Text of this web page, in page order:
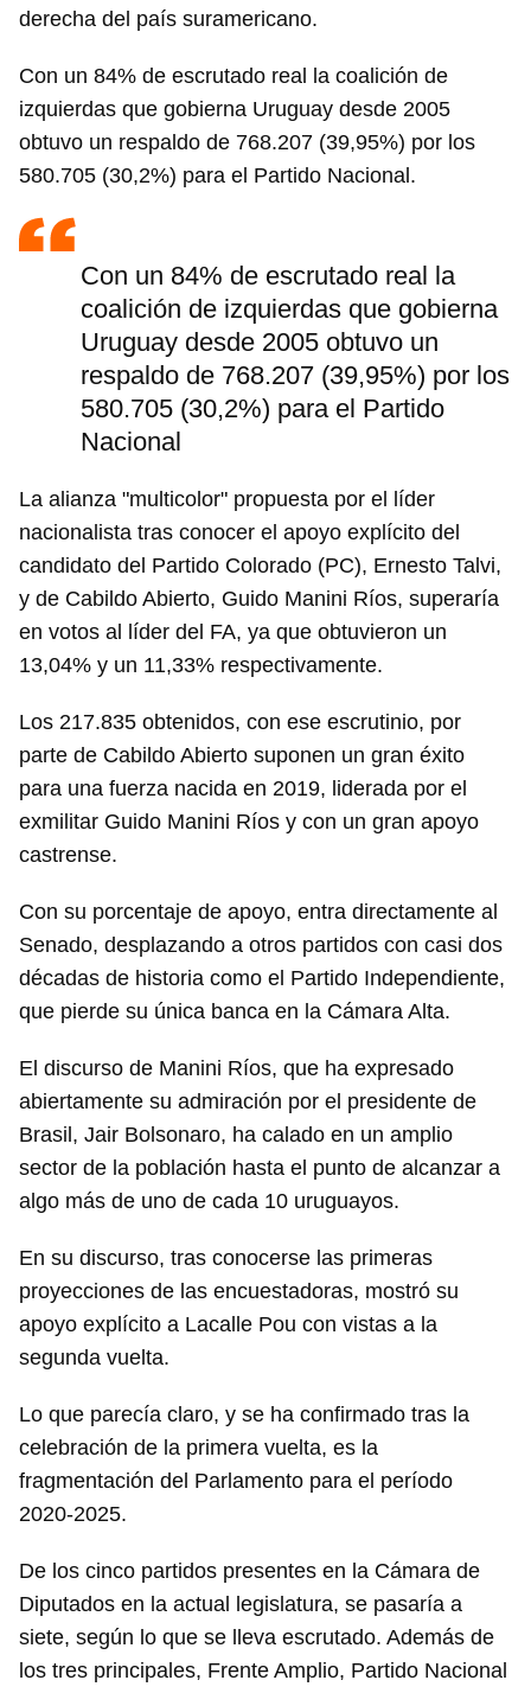
derecha del país suramericano.
Con un 84% de escrutado real la coalición de
izquierdas que gobierna Uruguay desde 2005
obtuvo un respaldo de 768.207 (39,95%) por los
580.705 (30,2%) para el Partido Nacional.
Con un 84% de escrutado real la
coalición de izquierdas que gobierna
Uruguay desde 2005 obtuvo un
respaldo de 768.207 (39,95%) por los
580.705 (30,2%) para el Partido
Nacional
La alianza "multicolor" propuesta por el líder
nacionalista tras conocer el apoyo explícito del
candidato del Partido Colorado (PC), Ernesto Talvi,
y de Cabildo Abierto, Guido Manini Ríos, superaría
en votos al líder del FA, ya que obtuvieron un
13,04% y un 11,33% respectivamente.
Los 217.835 obtenidos, con ese escrutinio, por
parte de Cabildo Abierto suponen un gran éxito
para una fuerza nacida en 2019, liderada por el
exmilitar Guido Manini Ríos y con un gran apoyo
castrense.
Con su porcentaje de apoyo, entra directamente al
Senado, desplazando a otros partidos con casi dos
décadas de historia como el Partido Independiente,
que pierde su única banca en la Cámara Alta.
El discurso de Manini Ríos, que ha expresado
abiertamente su admiración por el presidente de
Brasil, Jair Bolsonaro, ha calado en un amplio
sector de la población hasta el punto de alcanzar a
algo más de uno de cada 10 uruguayos.
En su discurso, tras conocerse las primeras
proyecciones de las encuestadoras, mostró su
apoyo explícito a Lacalle Pou con vistas a la
segunda vuelta.
Lo que parecía claro, y se ha confirmado tras la
celebración de la primera vuelta, es la
fragmentación del Parlamento para el período
2020-2025.
De los cinco partidos presentes en la Cámara de
Diputados en la actual legislatura, se pasaría a
siete, según lo que se lleva escrutado. Además de
los tres principales, Frente Amplio, Partido Nacional